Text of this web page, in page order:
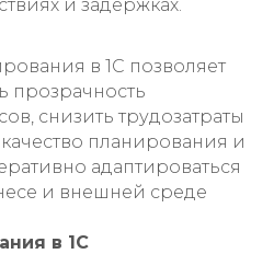
и задержках.
в 1С позволяет
прозрачность
снизить трудозатраты
планирования и
адаптироваться
и внешней среде
в 1С